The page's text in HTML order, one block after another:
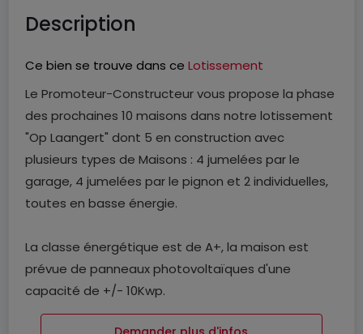
Description
Ce bien se trouve dans ce Lotissement
Le Promoteur-Constructeur vous propose la phase
des prochaines 10 maisons dans notre lotissement
"Op Laangert" dont 5 en construction avec
plusieurs types de Maisons : 4 jumelées par le
garage, 4 jumelées par le pignon et 2 individuelles,
toutes en basse énergie.
La classe énergétique est de A+, la maison est
prévue de panneaux photovoltaïques d'une
capacité de +/- 10Kwp.